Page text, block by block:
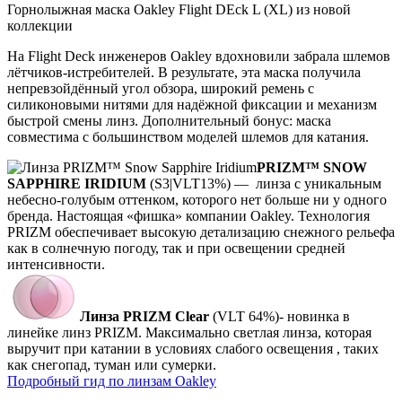
Горнолыжная маска Oakley Flight DEck L (XL) из новой
коллекции
На Flight Deck инженеров Oakley вдохновили забрала шлемов
лётчиков-истребителей. В результате, эта маска получила
непревзойдённый угол обзора, широкий ремень с
силиконовыми нитями для надёжной фиксации и механизм
быстрой смены линз. Дополнительный бонус: маска
совместима с большинством моделей шлемов для катания.
PRIZM™ SNOW
SAPPHIRE IRIDIUM (S3|VLT13%) — линза с уникальным
небесно-голубым оттенком, которого нет больше ни у одного
бренда. Настоящая «фишка» компании Oakley. Технология
PRIZM обеспечивает высокую детализацию снежного рельефа
как в солнечную погоду, так и при освещении средней
интенсивности.
Линза PRIZM Clear (VLT 64%)- новинка в
линейке линз PRIZM. Максимально светлая линза, которая
выручит при катании в условиях слабого освещения , таких
как снегопад, туман или сумерки.
Подробный гид по линзам Oakley